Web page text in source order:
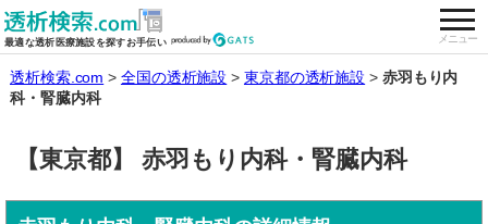
最適な透析医療施設を探すお手伝い メニュー
全国の透析施設を検索する
透析検索.com 全国の透析施設 東京都の透析施設
赤羽もり内
科・腎臓内科
【東京都】 赤羽もり内科・腎臓内科